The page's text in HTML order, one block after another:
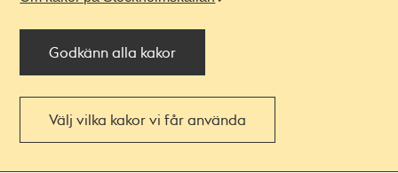
Godkänn alla kakor
Välj vilka kakor vi får använda